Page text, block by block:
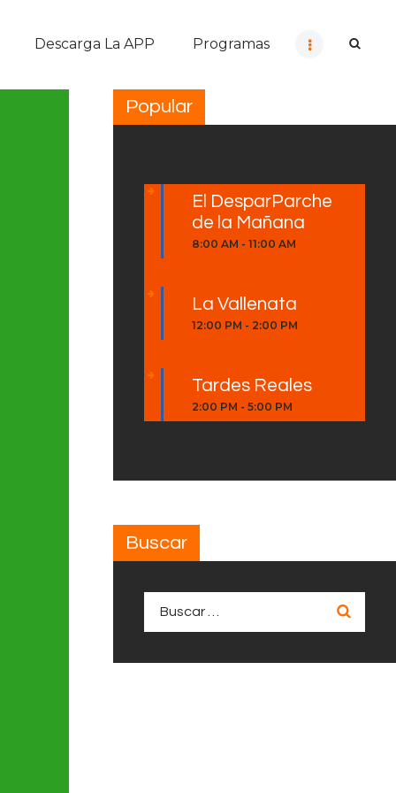
Descarga La APP Programas
Popular
El DesparParche
de la Mañana
8:00 AM -11:00 AM
La Vallenata
12:00 PM - 2:00 PM
Tardes Reales
2:00 PM -5:00 PM
Buscar